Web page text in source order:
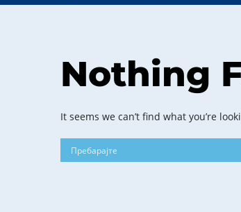
Nothing
It seems we can’t find what you’re